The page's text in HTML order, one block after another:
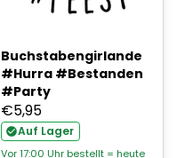
Buchstabengirlande
#Hurra #Bestanden
#Party
€5,95
Auf Lager
Vor 17:00 Uhr bestellt = heute